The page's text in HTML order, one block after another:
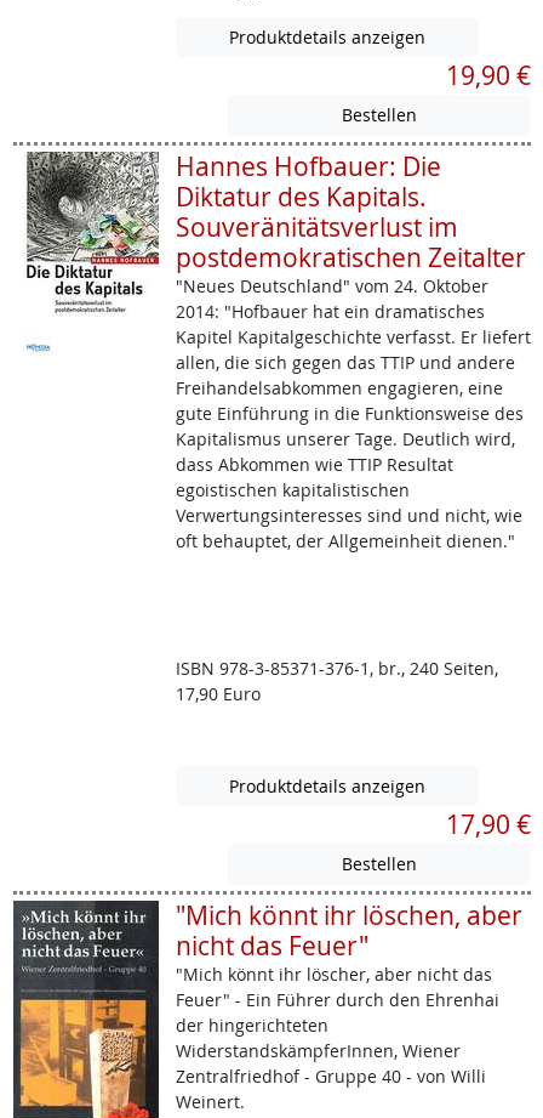
Produktdetails anzeigen
19,90 €
Hannes Hofbauer: Die
Diktatur des Kapitals.
Souveränitätsverlust im
postdemokratischen Zeitalter
"Neues Deutschland" vom 24. Oktober
2014: "Hofbauer hat ein dramatisches
Kapitel Kapitalgeschichte verfasst. Er liefert
allen, die sich gegen das TTIP und andere
Freihandelsabkommen engagieren, eine
gute Einführung in die Funktionsweise des
Kapitalismus unserer Tage. Deutlich wird,
dass Abkommen wie TTIP Resultat
egoistischen kapitalistischen
Verwertungsinteresses sind und nicht, wie
oft behauptet, der Allgemeinheit dienen."
ISBN 978-3-85371-376-1, br., 240 Seiten,
17,90 Euro
Produktdetails anzeigen
17,90 €
"Mich könnt ihr löschen, aber
nicht das Feuer"
"Mich könnt ihr löscher, aber nicht das
Feuer" - Ein Führer durch den Ehrenhai
der hingerichteten
WiderstandskämpferInnen, Wiener
Zentralfriedhof - Gruppe 40 - von Willi
Weinert.